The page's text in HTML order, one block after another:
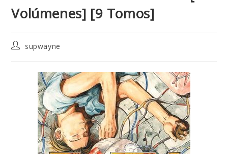
Volúmenes] [9 Tomos]
Postsupwayne